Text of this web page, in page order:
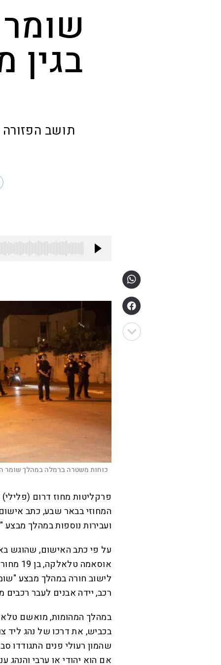
תושב
כוחות משטרה ברמלה במהלך שומר
פרקליטות מחוז דרום
המחוזי בבאר שבע, כתב
ועבירות נוספות במהלך
על פי כתב האישום, שהוגש
לישוב חורה במהלך מבצע
רכב, יידה אבנים לעבר רכבים
במהלך המהומות, מואשם
בכביש, את דרכו של נהג ליד
שהמון רעולי פנים התגודדו
אם הוא יהודי או ערבי והנהג